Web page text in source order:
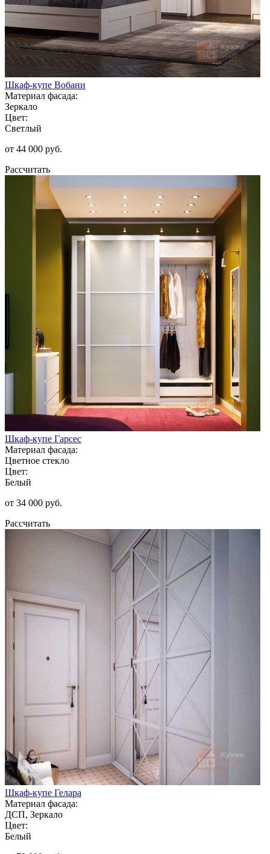
Шкаф-купе Вобани
Материал фасада:
Зеркало
Цвет:
Светлый
от 44 000 руб.
Рассчитать
Шкаф-купе Гарсес
Материал фасада:
Цветное стекло
Цвет:
Белый
от 34 000 руб.
Рассчитать
Шкаф-купе Гелара
Материал фасада:
ДСП, Зеркало
Цвет:
Белый